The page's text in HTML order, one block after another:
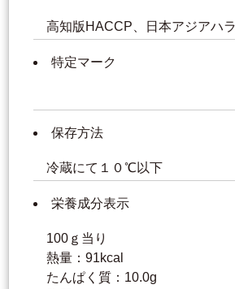
高知版HACCP、日本アジアハ
特定マーク
保存方法
冷蔵にて１０℃以下
栄養成分表示
100ｇ当り
熱量：91kcal
たんぱく質：10.0g